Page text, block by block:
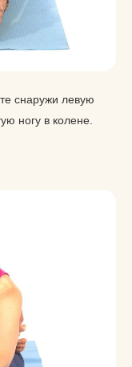
снаружи левую
ногу в колене.